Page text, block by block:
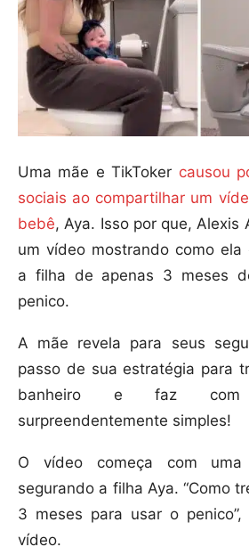
Uma mãe e TikToker causou
sociais ao compartilhar um
bebê, Aya. Isso por que, Alexis
um vídeo mostrando como ela
a filha de apenas 3 meses
penico.
A mãe revela para seus
passo de sua estratégia para
banheiro e faz com
surpreendentemente simples!
O vídeo começa com
segurando a filha Aya. “Como
3 meses para usar o
vídeo.